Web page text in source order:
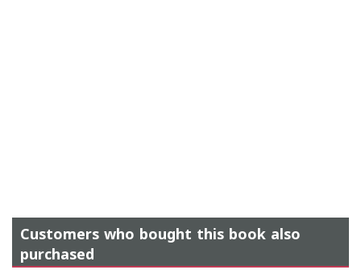
Customers who bought this book also
purchased